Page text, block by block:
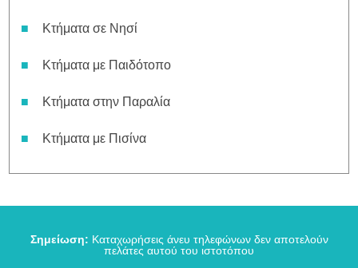
Κτήματα σε Νησί
Κτήματα με Παιδότοπο
Κτήματα στην Παραλία
Κτήματα με Πισίνα
Σημείωση: Καταχωρήσεις άνευ τηλεφώνων δεν αποτελούν
πελάτες αυτού του ιστοτόπου